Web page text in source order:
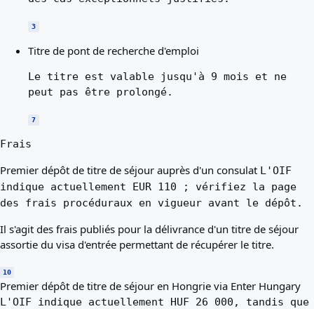
3
Titre de pont de recherche d'emploi
Le titre est valable jusqu'à 9 mois et ne
peut pas être prolongé.
7
Frais
Premier dépôt de titre de séjour auprès d'un consulat L'OIF
indique actuellement EUR 110 ; vérifiez la page
des frais procéduraux en vigueur avant le dépôt.
Il s'agit des frais publiés pour la délivrance d'un titre de séjour
assortie du visa d'entrée permettant de récupérer le titre.
10
Premier dépôt de titre de séjour en Hongrie via Enter Hungary
L'OIF indique actuellement HUF 26 000, tandis que